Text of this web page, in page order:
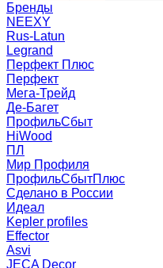
Бренды
NEEXY
Rus-Latun
Legrand
Перфект Плюс
Перфект
Мега-Трейд
Де-Багет
ПрофильСбыт
HiWood
ПЛ
Мир Профиля
ПрофильСбытПлюс
Сделано в России
Идеал
Kepler profiles
Effector
Asvi
JECA Decor